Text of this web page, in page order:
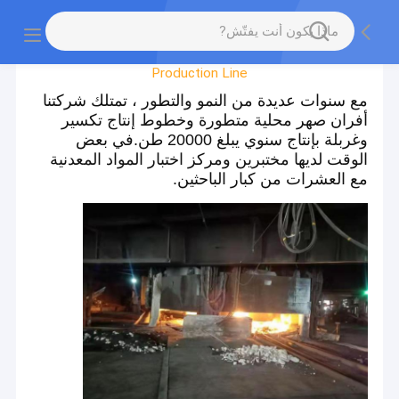
Factory Tour
Production Line
مع سنوات عديدة من النمو والتطور ، تمتلك شركتنا
أفران صهر محلية متطورة وخطوط إنتاج تكسير
وغربلة بإنتاج سنوي يبلغ 20000 طن.في بعض
الوقت لديها مختبرين ومركز اختبار المواد المعدنية
مع العشرات من كبار الباحثين.